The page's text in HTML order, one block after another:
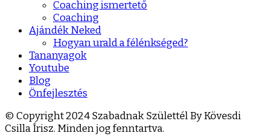
Coaching ismertető
Coaching
Ajándék Neked
Hogyan urald a félénkséged?
Tananyagok
Youtube
Blog
Önfejlesztés
© Copyright 2024 Szabadnak Születtél By Kövesdi
Csilla Írisz. Minden jog fenntartva.